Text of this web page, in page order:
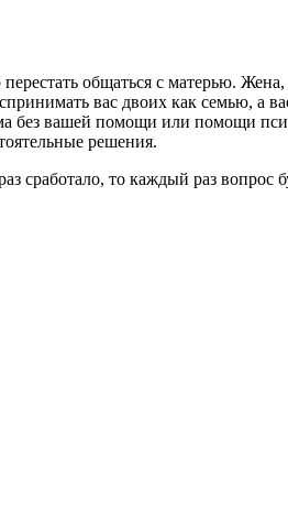
общаться с матерью.
вас двоих как семью, а
без вашей помощи или помощи
решения.
сработало, то каждый раз вопрос